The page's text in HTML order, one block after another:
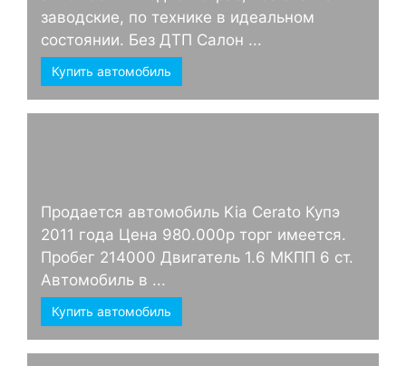
заводские, по технике в идеальном
состоянии. Без ДТП Салон ...
Купить автомобиль
Продается автомобиль Kia Cerato Купэ
2011 года Цена 980.000р торг имеется.
Пробег 214000 Двигатель 1.6 МКПП 6 ст.
Автомобиль в ...
Купить автомобиль